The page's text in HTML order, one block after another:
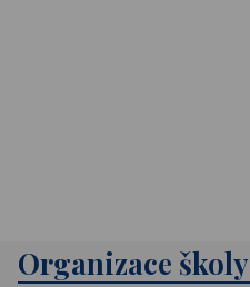
Organizace školy